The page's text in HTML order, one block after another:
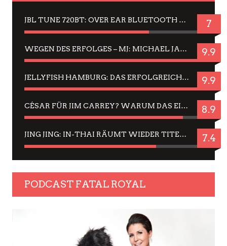
JBL TUNE 720BT: OVER EAR BLUETOOTH KOPFHÖRER UM DIE 50,-€ IM DAUER-TEST 7
WEGEN DES ERFOLGES – MJ: MICHAEL JACKSON MUSICAL IN EINER MATINEE SEHEN 9.9
JELLYFISH HAMBURG: DAS ERFOLGREICHE SOMMER-MENÜ 2025 IN GEFÜHLEN UND BILDERN 9.9
CÉSAR FÜR JIM CARREY? WARUM DAS EINER DER NERVIGSTEN ACTORS IST UND BLEIBT 8.9
JING JING: IN-THAI RÄUMT WIEDER TITEL AB – EIN ZWEI-STUNDEN-ERLEBNISBERICHT 7.4
PODCAST FATAL ROYAL